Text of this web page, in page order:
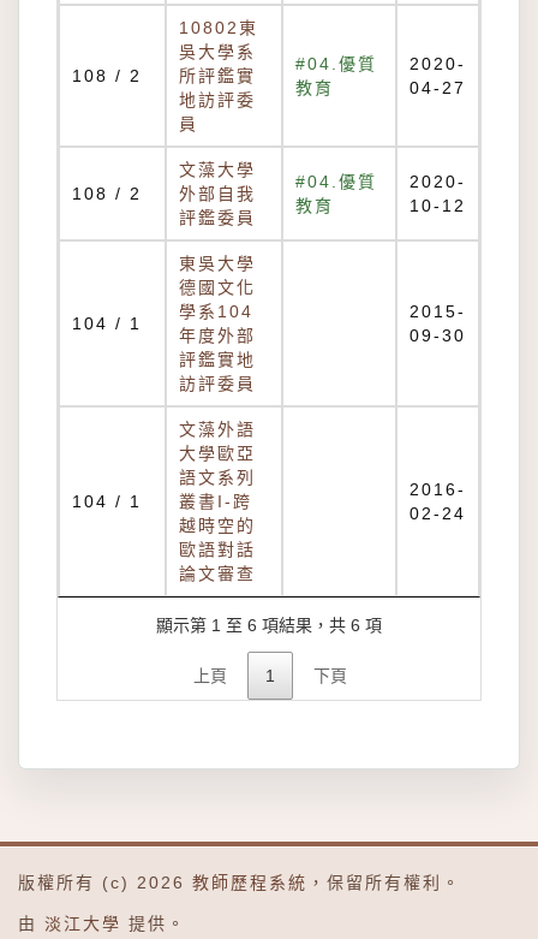
108 / 2
10802東
吳大學系
所評鑑實
地訪評委
員
#04.優質
教育
2020-
04-27
108 / 2
文藻大學
外部自我
評鑑委員
#04.優質
教育
2020-
10-12
104 / 1
東吳大學
德國文化
學系104
年度外部
評鑑實地
訪評委員
2015-
09-30
104 / 1
文藻外語
大學歐亞
語文系列
叢書I-跨
越時空的
歐語對話
論文審查
2016-
02-24
顯示第 1 至 6 項結果，共 6 項
上頁 1 下頁
版權所有 (c) 2026 教師歷程系統 ，保留所有權利。
由 淡江大學 提供。